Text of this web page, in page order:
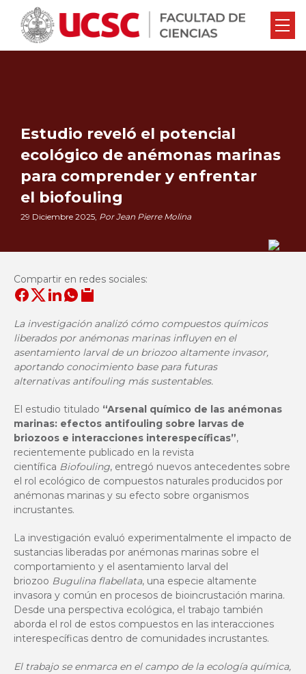
Estudio reveló el potencial
ecológico de anémonas marinas
para comprender y enfrentar
el biofouling
29 Diciembre 2025, Por Jean Pierre Molina
Compartir en redes sociales:
La investigación analizó cómo compuestos químicos
liberados por anémonas marinas influyen en el
asentamiento larval de un briozoo altamente invasor,
aportando conocimiento base para futuras
alternativas antifouling más sustentables.
El estudio titulado “Arsenal químico de las anémonas
marinas: efectos antifouling sobre larvas de
briozoos e interacciones interespecíficas”,
recientemente publicado en la revista
científica Biofouling, entregó nuevos antecedentes sobre
el rol ecológico de compuestos naturales producidos por
anémonas marinas y su efecto sobre organismos
incrustantes.
La investigación evaluó experimentalmente el impacto de
sustancias liberadas por anémonas marinas sobre el
comportamiento y el asentamiento larval del
briozoo Bugulina flabellata, una especie altamente
invasora y común en procesos de bioincrustación marina.
Desde una perspectiva ecológica, el trabajo también
aborda el rol de estos compuestos en las interacciones
interespecíficas dentro de comunidades incrustantes.
El trabajo se enmarca en el campo de la ecología química,